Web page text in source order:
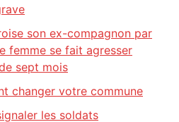
son ex-compagnon par
femme se fait agresser
sept mois
changer votre commune
les soldats